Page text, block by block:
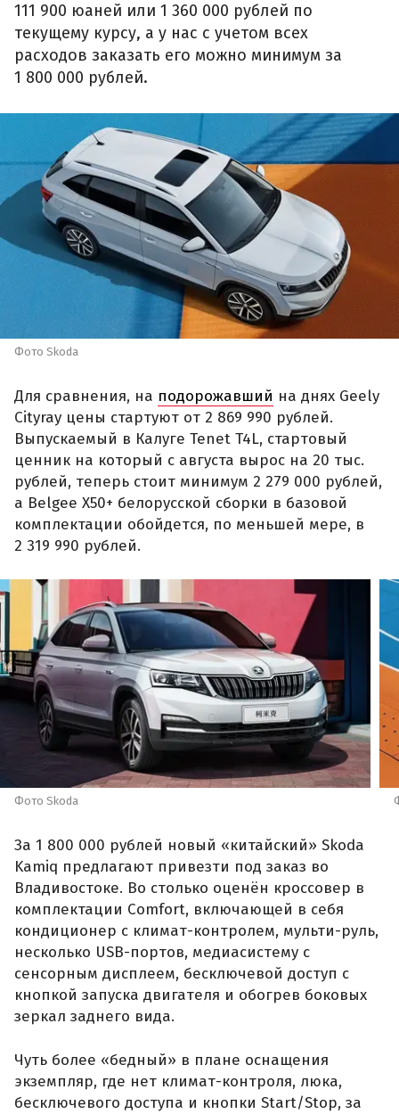
111 900 юаней или 1 360 000 рублей по
текущему курсу, а у нас с учетом всех
расходов заказать его можно минимум за
1 800 000 рублей.
Фото Skoda
Для сравнения, на подорожавший на днях Geely
Cityray цены стартуют от 2 869 990 рублей.
Выпускаемый в Калуге Tenet T4L, стартовый
ценник на который с августа вырос на 20 тыс.
рублей, теперь стоит минимум 2 279 000 рублей,
а Belgee X50+ белорусской сборки в базовой
комплектации обойдется, по меньшей мере, в
2 319 990 рублей.
Фото Skoda
За 1 800 000 рублей новый «китайский» Skoda
Kamiq предлагают привезти под заказ во
Владивостоке. Во столько оценён кроссовер в
комплектации Comfort, включающей в себя
кондиционер с климат-контролем, мульти-руль,
несколько USB-портов, медиасистему с
сенсорным дисплеем, бесключевой доступ с
кнопкой запуска двигателя и обогрев боковых
зеркал заднего вида.
Чуть более «бедный» в плане оснащения
экземпляр, где нет климат-контроля, люка,
бесключевого доступа и кнопки Start/Stop, за